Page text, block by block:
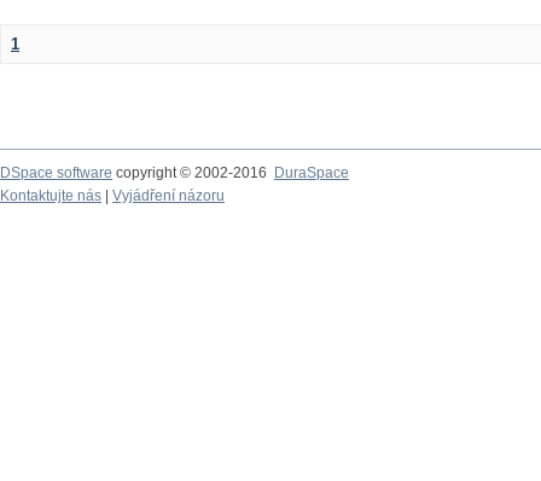
1
DSpace software copyright © 2002-2016
DuraSpace
Kontaktujte nás
Vyjádření názoru